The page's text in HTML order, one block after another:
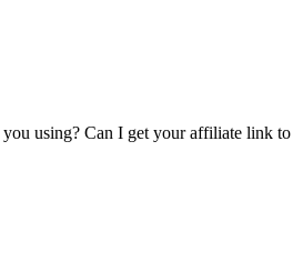
using? Can I get your affiliate link